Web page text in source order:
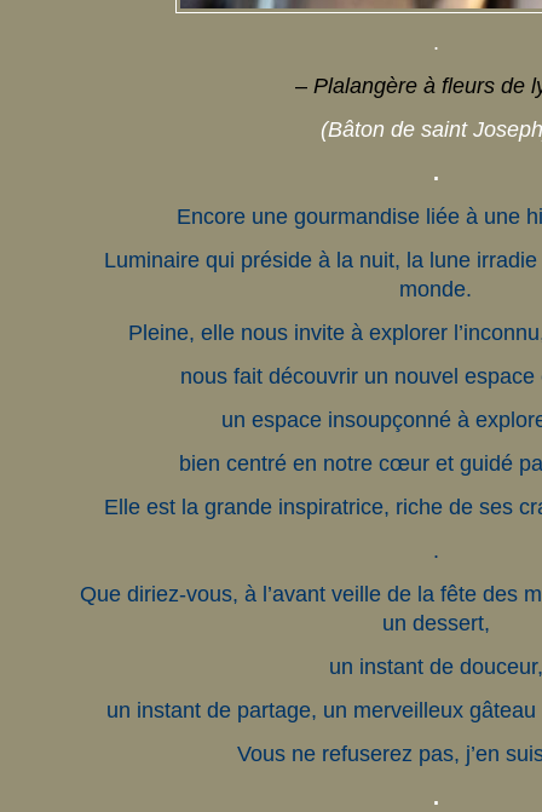
.
– Plalangère à fleurs de
(Bâton de saint
.
Encore une gourmandise liée à une
Luminaire qui préside à la nuit, la lune
monde.
Pleine, elle nous invite à explorer
nous fait découvrir un nouvel
un espace insoupçonné à
bien centré en notre cœur et guidé
Elle est la grande inspiratrice, riche de ses
.
Que diriez-vous, à l’avant veille de la fête des
un dessert,
un instant de douceur,
un instant de partage, un merveilleux
Vous ne refuserez pas, j’en
.